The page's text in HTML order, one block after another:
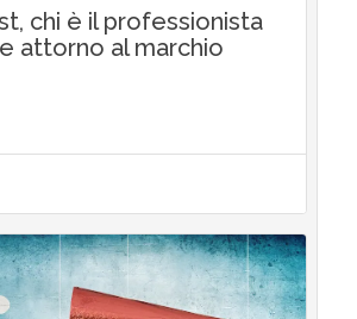
chi è il professionista
attorno al marchio